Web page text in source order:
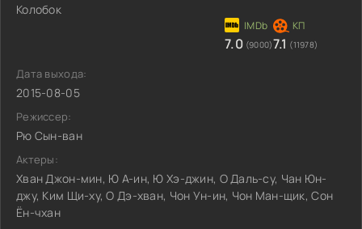
Колобок
7.0 (9000)7.1 (11978)
Дата выхода:
2015-08-05
Режиссер:
Рю Сын-ван
Актеры:
Хван Джон-мин, Ю А-ин, Ю Хэ-джин, О Даль-су, Чан Юн-
джу, Ким Щи-ху, О Дэ-хван, Чон Ун-ин, Чон Ман-щик, Сон
Ён-чхан